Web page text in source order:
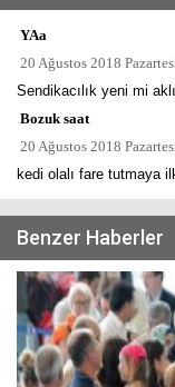
YAa
20 Ağustos 2018
Sendikacılık yeni mi
Bozuk saat
20 Ağustos 2018
kedi olalı fare tutmaya
Benzer Haberler